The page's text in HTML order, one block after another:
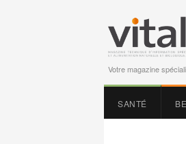
Votre magazine
SANTÉ